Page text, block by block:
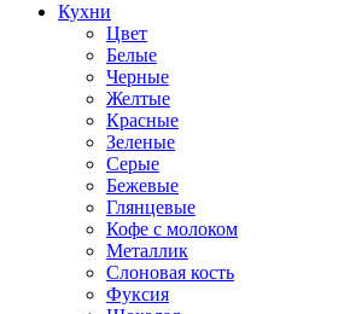
Кухни
Цвет
Белые
Черные
Желтые
Красные
Зеленые
Серые
Бежевые
Глянцевые
Кофе с молоком
Металлик
Слоновая кость
Фуксия